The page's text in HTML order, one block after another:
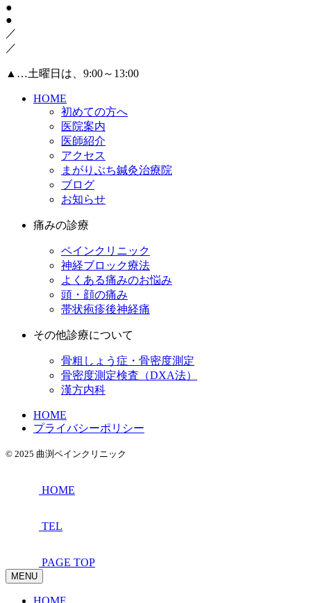
●
●
／
／
▲ …土曜日は、9:00～13:00
HOME
初めての方へ
医院案内
医師紹介
アクセス
まがりぶち鍼灸治療院
ブログ
お知らせ
痛みの診療
ペインクリニック
神経ブロック療法
よくある痛みのお悩み
頭・顔の痛み
帯状疱疹後神経痛
その他診療について
骨粗しょう症・骨密度測定
骨密度測定検査（DXA法）
漢方内科
HOME
プライバシーポリシー
© 2025 曲渕ペインクリニック
HOME
TEL
PAGE TOP
MENU
HOME